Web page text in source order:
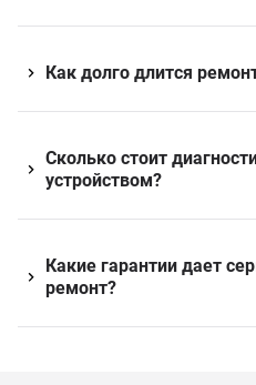
Как долго длится
Сколько стоит
устройством?
Какие гарантии дает
ремонт?